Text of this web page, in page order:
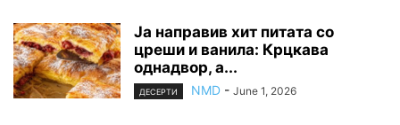
Ја направив хит питата со
цреши и ванила: Крцкава
однадвор, а...
ДЕСЕРТИ NMD - June 1, 2026